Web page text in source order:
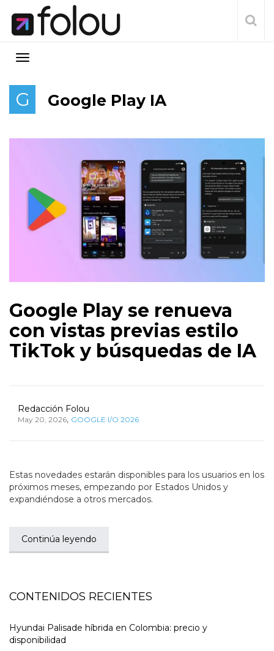
G Google Play IA
Google Play se renueva
con vistas previas estilo
TikTok y búsquedas de IA
Redacción Folou
May 20, 2026, GOOGLE I/O 2026
Estas novedades estarán disponibles para los usuarios en los
próximos meses, empezando por Estados Unidos y
expandiéndose a otros mercados.
Continúa leyendo
CONTENIDOS RECIENTES
Hyundai Palisade híbrida en Colombia: precio y
disponibilidad